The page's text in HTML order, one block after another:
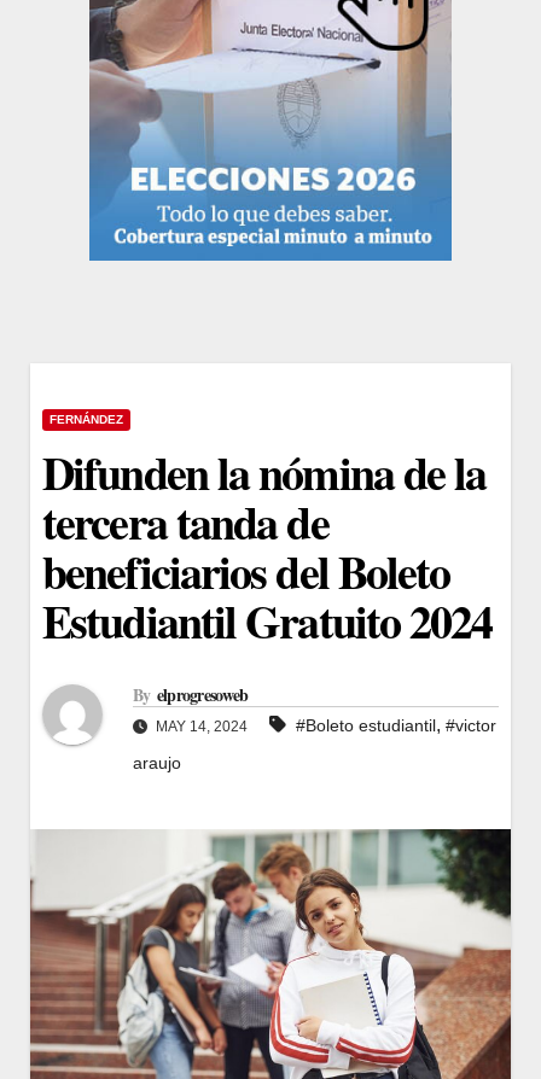
FERNÁNDEZ
Difunden la nómina de la
tercera tanda de
beneficiarios del Boleto
Estudiantil Gratuito 2024
By elprogresoweb
MAY 14, 2024 #Boleto estudiantil, #victor
araujo